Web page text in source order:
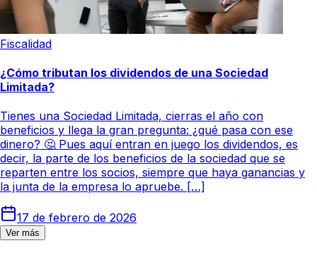
Fiscalidad
¿Cómo tributan los dividendos de una Sociedad
Limitada?
Tienes una Sociedad Limitada, cierras el año con
beneficios y llega la gran pregunta: ¿qué pasa con ese
dinero? 🤔 Pues aquí entran en juego los dividendos, es
decir, la parte de los beneficios de la sociedad que se
reparten entre los socios, siempre que haya ganancias y
la junta de la empresa lo apruebe. […]
17 de febrero de 2026
Ver más